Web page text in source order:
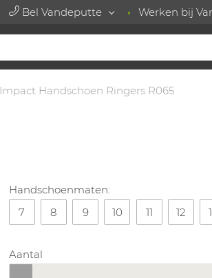
Bel Vandeputte Werken bij
Impact Handschoen Ringers R065
Handschoenmaten:
7
8 9 10 11 12
Aantal